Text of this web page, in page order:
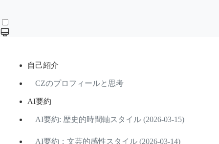
自己紹介
CZのプロフィールと思考
AI要約
AI要約: 歴史的時間軸スタイル (2026-03-15)
AI要約：文芸的感性スタイル (2026-03-14)